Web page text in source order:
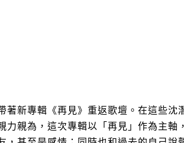
著新專輯《再見》重返歌壇。在這些
力親為，這次專輯以「再見」作為主